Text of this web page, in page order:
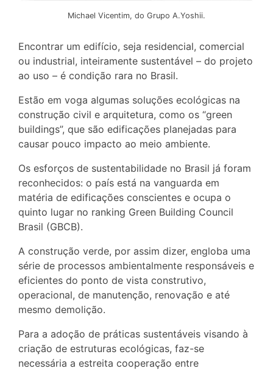
Michael Vicentim, do Grupo A.Yoshii.
Encontrar um edifício, seja residencial, comercial
ou industrial, inteiramente sustentável – do projeto
ao uso – é condição rara no Brasil.
Estão em voga algumas soluções ecológicas na
construção civil e arquitetura, como os “green
buildings”, que são edificações planejadas para
causar pouco impacto ao meio ambiente.
Os esforços de sustentabilidade no Brasil já foram
reconhecidos: o país está na vanguarda em
matéria de edificações conscientes e ocupa o
quinto lugar no ranking Green Building Council
Brasil (GBCB).
A construção verde, por assim dizer, engloba uma
série de processos ambientalmente responsáveis e
eficientes do ponto de vista construtivo,
operacional, de manutenção, renovação e até
mesmo demolição.
Para a adoção de práticas sustentáveis visando à
criação de estruturas ecológicas, faz-se
necessária a estreita cooperação entre